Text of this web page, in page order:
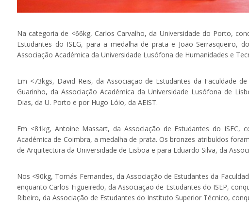
Na categoria de <66kg, Carlos Carvalho, da Universidade do Porto,
Estudantes do ISEG, para a medalha de prata e João Serrasqueiro,
Associação Académica da Universidade Lusófona de Humanidades e
Em <73kgs, David Reis, da Associação de Estudantes da Faculdade
Guarinho, da Associação Académica da Universidade Lusófona de
Dias, da U. Porto e por Hugo Lóio, da AEIST.
Em <81kg, Antoine Massart, da Associação de Estudantes do
Académica de Coimbra, a medalha de prata. Os bronzes atribuídos
de Arquitectura da Universidade de Lisboa e para Eduardo Silva, da
Nos <90kg, Tomás Fernandes, da Associação de Estudantes da
enquanto Carlos Figueiredo, da Associação de Estudantes do ISEP,
Ribeiro, da Associação de Estudantes do Instituto Superior Técnico,